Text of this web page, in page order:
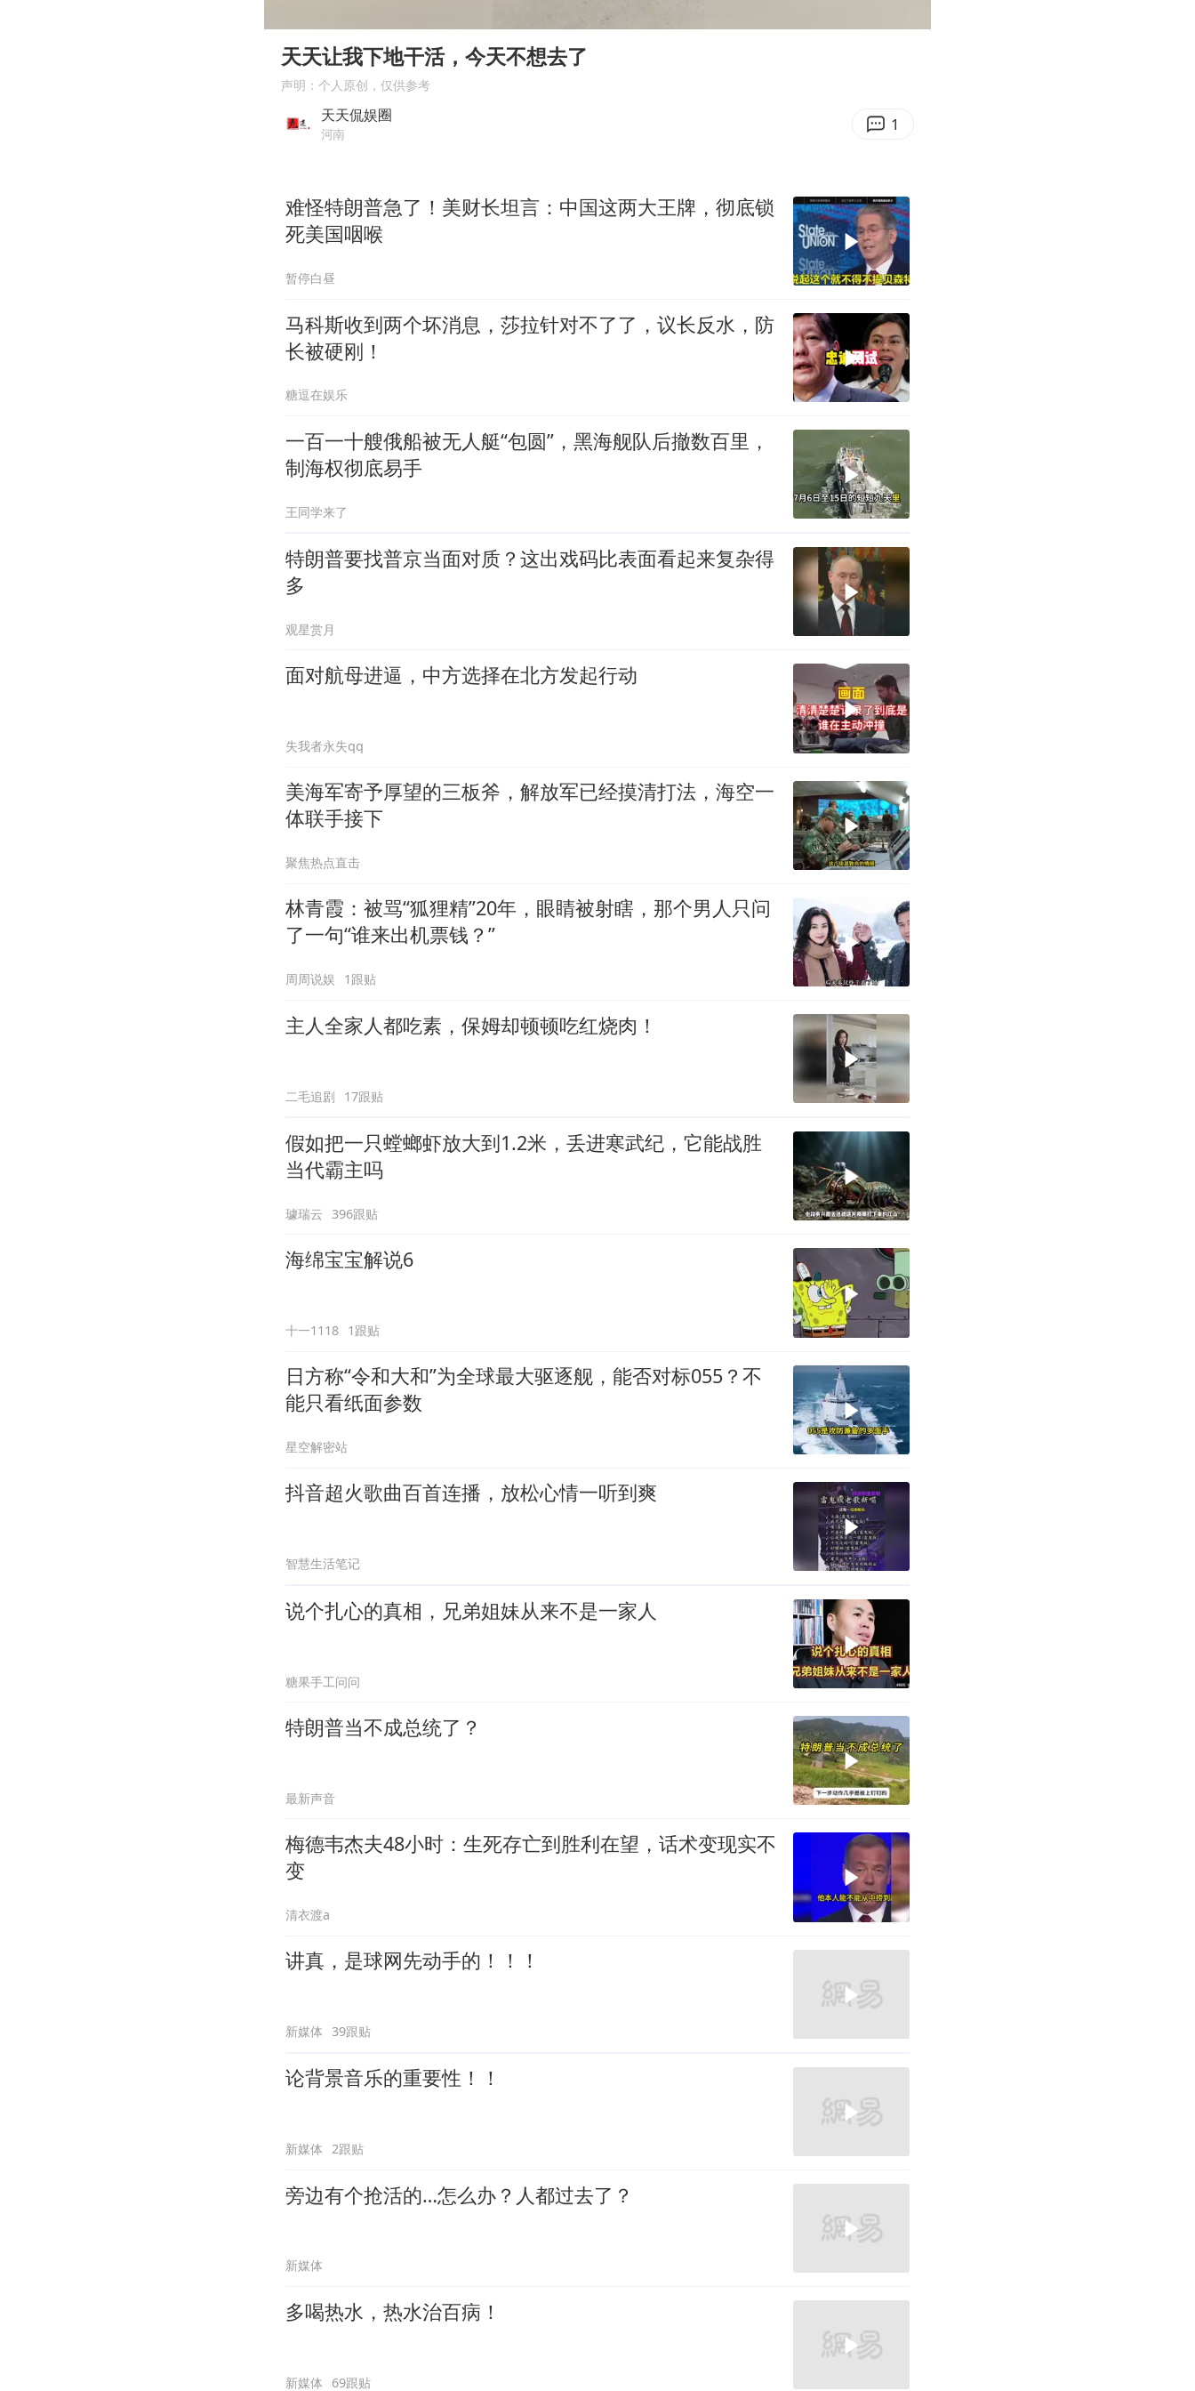
因定位纠纷男子将外卖员砍成植物人
万岁山接盘烂尾恒大文旅城
天天让我下地干活，今天不想去了
声明：个人原创，仅供参考
天天侃娱圈
河南 1
难怪特朗普急了！美财长坦言：中国这两大王牌，彻底锁
死美国咽喉
暂停白昼
马科斯收到两个坏消息，莎拉针对不了了，议长反水，防
长被硬刚！
糖逗在娱乐
一百一十艘俄船被无人艇“包圆”，黑海舰队后撤数百里，
制海权彻底易手
王同学来了
特朗普要找普京当面对质？这出戏码比表面看起来复杂得
多
观星赏月
面对航母进逼，中方选择在北方发起行动
失我者永失qq
美海军寄予厚望的三板斧，解放军已经摸清打法，海空一
体联手接下
聚焦热点直击
林青霞：被骂“狐狸精”20年，眼睛被射瞎，那个男人只问
了一句“谁来出机票钱？”
周周说娱 1跟贴
主人全家人都吃素，保姆却顿顿吃红烧肉！
二毛追剧 17跟贴
假如把一只螳螂虾放大到1.2米，丢进寒武纪，它能战胜
当代霸主吗
璩瑞云 396跟贴
海绵宝宝解说6
十一1118 1跟贴
日方称“令和大和”为全球最大驱逐舰，能否对标055？不
能只看纸面参数
星空解密站
抖音超火歌曲百首连播，放松心情一听到爽
智慧生活笔记
说个扎心的真相，兄弟姐妹从来不是一家人
糖果手工问问
特朗普当不成总统了？
最新声音
梅德韦杰夫48小时：生死存亡到胜利在望，话术变现实不
变
清衣渡a
讲真，是球网先动手的！！！
新媒体 39跟贴
论背景音乐的重要性！！
新媒体 2跟贴
旁边有个抢活的…怎么办？人都过去了？
新媒体
多喝热水，热水治百病！
新媒体 69跟贴